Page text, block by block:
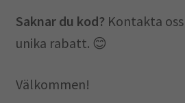
Saknar du kod? Kontakta
unika rabatt. 😊
Välkommen!